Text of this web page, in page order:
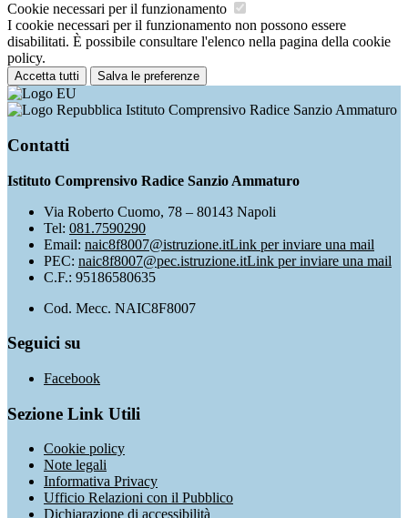
Cookie necessari per il funzionamento
I cookie necessari per il funzionamento non possono essere
disabilitati. È possibile consultare l'elenco nella pagina della cookie
policy.
Accetta tutti Salva le preferenze
Istituto Comprensivo Radice Sanzio Ammaturo
Contatti
Istituto Comprensivo Radice Sanzio Ammaturo
Via Roberto Cuomo, 78 – 80143 Napoli
Tel: 081.7590290
Email: naic8f8007@istruzione.itLink per inviare una mail
PEC: naic8f8007@pec.istruzione.itLink per inviare una mail
C.F.: 95186580635
Cod. Mecc. NAIC8F8007
Seguici su
Facebook
Sezione Link Utili
Cookie policy
Note legali
Informativa Privacy
Ufficio Relazioni con il Pubblico
Dichiarazione di accessibilità